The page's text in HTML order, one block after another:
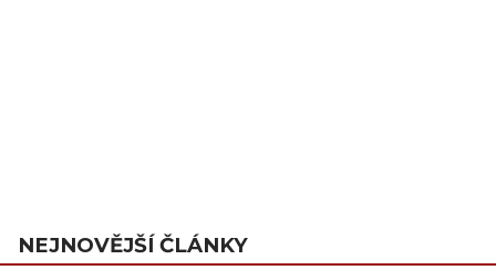
NEJNOVĚJŠÍ ČLÁNKY